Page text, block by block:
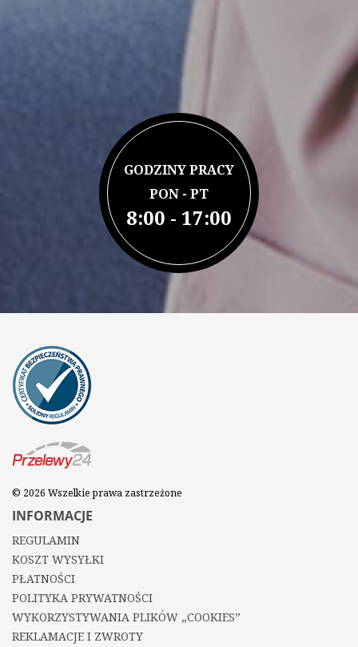
GODZINY PRACY
PON - PT
8:00 - 17:00
© 2026 Wszelkie prawa zastrzeżone
INFORMACJE
REGULAMIN
KOSZT WYSYŁKI
PŁATNOŚCI
POLITYKA PRYWATNOŚCI
WYKORZYSTYWANIA PLIKÓW „COOKIES”
REKLAMACJE I ZWROTY